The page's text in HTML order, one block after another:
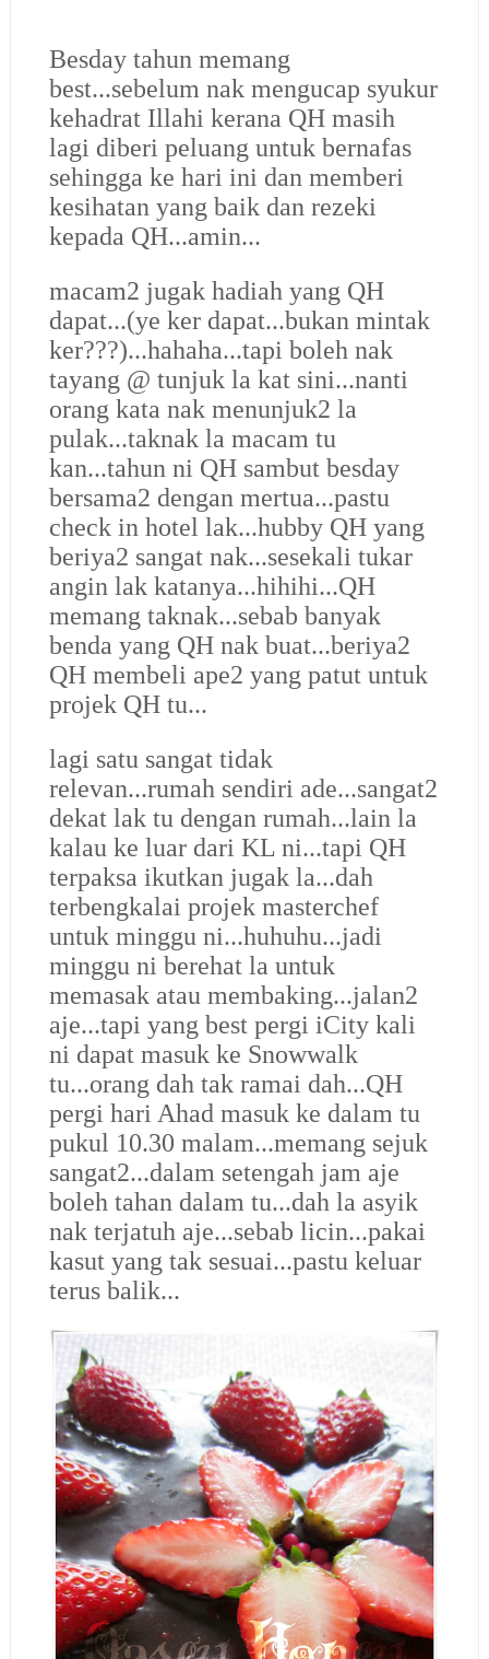
Besday tahun memang
best...sebelum nak mengucap syukur
kehadrat Illahi kerana QH masih
lagi diberi peluang untuk bernafas
sehingga ke hari ini dan memberi
kesihatan yang baik dan rezeki
kepada QH...amin...
macam2 jugak hadiah yang QH
dapat...(ye ker dapat...bukan mintak
ker???)...hahaha...tapi boleh nak
tayang @ tunjuk la kat sini...nanti
orang kata nak menunjuk2 la
pulak...taknak la macam tu
kan...tahun ni QH sambut besday
bersama2 dengan mertua...pastu
check in hotel lak...hubby QH yang
beriya2 sangat nak...sesekali tukar
angin lak katanya...hihihi...QH
memang taknak...sebab banyak
benda yang QH nak buat...beriya2
QH membeli ape2 yang patut untuk
projek QH tu...
lagi satu sangat tidak
relevan...rumah sendiri ade...sangat2
dekat lak tu dengan rumah...lain la
kalau ke luar dari KL ni...tapi QH
terpaksa ikutkan jugak la...dah
terbengkalai projek masterchef
untuk minggu ni...huhuhu...jadi
minggu ni berehat la untuk
memasak atau membaking...jalan2
aje...tapi yang best pergi iCity kali
ni dapat masuk ke Snowwalk
tu...orang dah tak ramai dah...QH
pergi hari Ahad masuk ke dalam tu
pukul 10.30 malam...memang sejuk
sangat2...dalam setengah jam aje
boleh tahan dalam tu...dah la asyik
nak terjatuh aje...sebab licin...pakai
kasut yang tak sesuai...pastu keluar
terus balik...